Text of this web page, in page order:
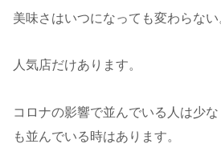
美味さはいつになっても変わらない
人気店だけあります。
コロナの影響で並んでいる人は少
も並んでいる時はあります。